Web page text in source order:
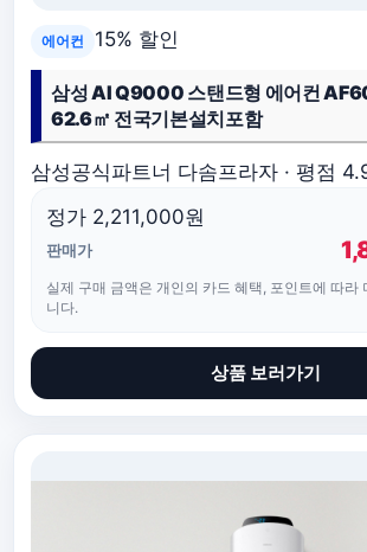
에어컨 15% 할인
삼성 AI Q9000 스탠드형 에어컨
62.6㎡ 전국기본설치포함
삼성공식파트너 다솜프라자 · 평점
정가 2,211,000원
판매가
실제 구매 금액은 개인의 카드 혜택, 포인트에 따라
니다.
상품 보러가기